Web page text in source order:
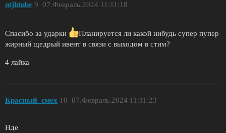
ntjhtnbr 07.Февраль.2024 11:11:18
9
Спасибо за ударки
Планируется ли какой нибудь супер пупер
жирный щедрый ивент в связи с выходом в стим?
4 лайка
Красный_смех 07.Февраль.2024 11:11:23
10
Нде